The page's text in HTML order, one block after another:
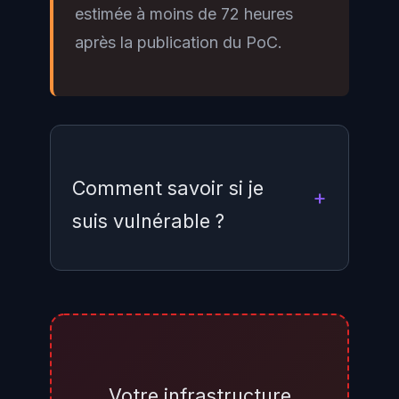
estimée à moins de 72 heures
après la publication du PoC.
Comment savoir si je
suis vulnérable ?
WebDialer. Si le service est actif,